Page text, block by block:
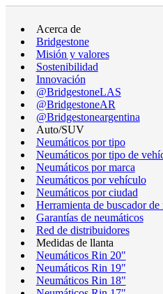
Acerca de
Bridgestone
Misión y valores
Sostenibilidad
Innovación
@BridgestoneLAS
@BridgestoneAR
@Bridgestoneargentina
Auto/SUV
Neumáticos por tipo
Neumáticos por tipo de
Neumáticos por marca
Neumáticos por vehículo
Neumáticos por ciudad
Herramienta de buscador
Garantías de neumáticos
Red de distribuidores
Medidas de llanta
Neumáticos Rin 20"
Neumáticos Rin 19"
Neumáticos Rin 18"